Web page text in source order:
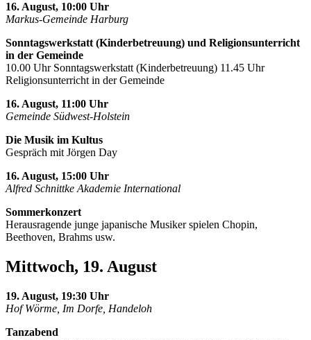
16. August, 10:00 Uhr
Markus-Gemeinde Harburg
Sonntagswerkstatt (Kinderbetreuung) und Religionsunterricht
in der Gemeinde
10.00 Uhr Sonntagswerkstatt (Kinderbetreuung) 11.45 Uhr
Religionsunterricht in der Gemeinde
16. August, 11:00 Uhr
Gemeinde Südwest-Holstein
Die Musik im Kultus
Gespräch mit Jörgen Day
16. August, 15:00 Uhr
Alfred Schnittke Akademie International
Sommerkonzert
Herausragende junge japanische Musiker spielen Chopin,
Beethoven, Brahms usw.
Mittwoch, 19. August
19. August, 19:30 Uhr
Hof Wörme, Im Dorfe, Handeloh
Tanzabend